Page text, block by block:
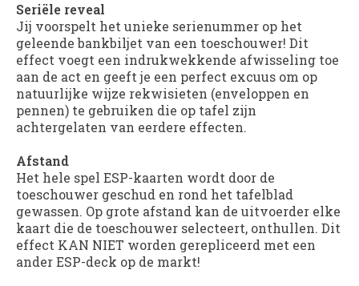
Seriële reveal
Jij voorspelt het unieke serienummer op het
geleende bankbiljet van een toeschouwer! Dit
effect voegt een indrukwekkende afwisseling toe
aan de act en geeft je een perfect excuus om op
natuurlijke wijze rekwisieten (enveloppen en
pennen) te gebruiken die op tafel zijn
achtergelaten van eerdere effecten.
Afstand
Het hele spel ESP-kaarten wordt door de
toeschouwer geschud en rond het tafelblad
gewassen. Op grote afstand kan de uitvoerder elke
kaart die de toeschouwer selecteert, onthullen. Dit
effect KAN NIET worden gerepliceerd met een
ander ESP-deck op de markt!